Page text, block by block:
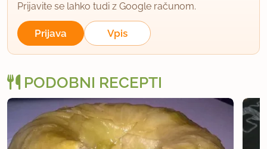
Reca
član od 2004 3814 sporočil
5.7.2009 ob 22:37
Delala sem ga natančno po recepu in res je
odličen. Naslednjič bom probala brez sirupa.
lp Vesna
Prijavite se lahko tudi z Google računom.
Prijava Vpis
PODOBNI RECEPTI